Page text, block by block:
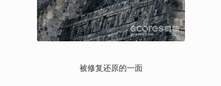
被修复还原的一面